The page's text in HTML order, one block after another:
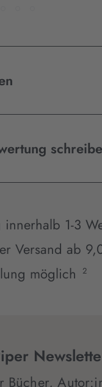
innerhalb 1-3
Versand ab
möglich 2
Bücher,